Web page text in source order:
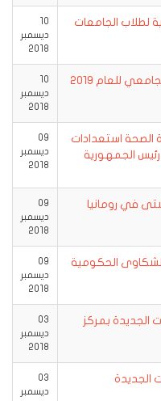
لطلاب الجامعات
10
ديسمبر
2018
للعام 2019
10
ديسمبر
2018
الصحة استعدادات
رئيس الجمهورية
09
ديسمبر
2018
في رومانيا
09
ديسمبر
2018
الحكومية
09
ديسمبر
2018
الجديدة بمركز
03
ديسمبر
2018
الجديدة
03
ديسمبر